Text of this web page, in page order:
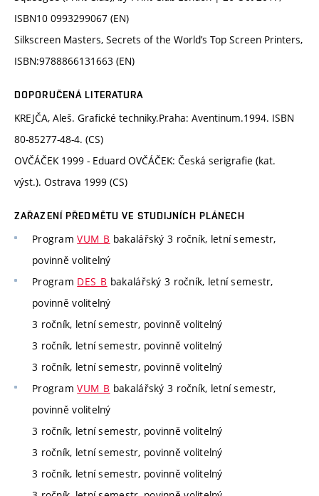
ISBN10​ 0993299067 (EN)
Silkscreen Masters, Secrets of the World’s Top Screen Printers,
ISBN:9788866131663 (EN)
DOPORUČENÁ LITERATURA
KREJČA, Aleš. Grafické techniky.Praha: Aventinum.1994. ISBN
80-85277-48-4. (CS)
OVČÁČEK 1999 - Eduard OVČÁČEK: Česká serigrafie (kat.
výst.). Ostrava 1999 (CS)
ZAŘAZENÍ PŘEDMĚTU VE STUDIJNÍCH PLÁNECH
ProgramVUM_B bakalářský 3 ročník, letní semestr,
povinně volitelný
Program DES_B bakalářský 3 ročník, letní semestr,
povinně volitelný
3 ročník, letní semestr, povinně volitelný
3 ročník, letní semestr, povinně volitelný
3 ročník, letní semestr, povinně volitelný
ProgramVUM_B bakalářský 3 ročník, letní semestr,
povinně volitelný
3 ročník, letní semestr, povinně volitelný
3 ročník, letní semestr, povinně volitelný
3 ročník, letní semestr, povinně volitelný